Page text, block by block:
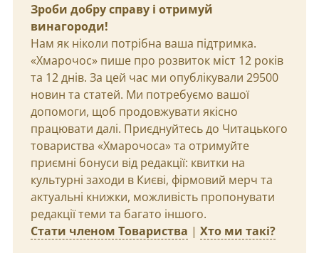
Зроби добру справу і отримуй
винагороди!
Нам як ніколи потрібна ваша підтримка.
«Хмарочос» пише про розвиток міст 12 років
та 12 днів. За цей час ми опублікували 29500
новин та статей. Ми потребуємо вашої
допомоги, щоб продовжувати якісно
працювати далі. Приєднуйтесь до Читацького
товариства «Хмарочоса» та отримуйте
приємні бонуси від редакції: квитки на
культурні заходи в Києві, фірмовий мерч та
актуальні книжки, можливість пропонувати
редакції теми та багато іншого.
Стати членом Товариства | Хто ми такі?